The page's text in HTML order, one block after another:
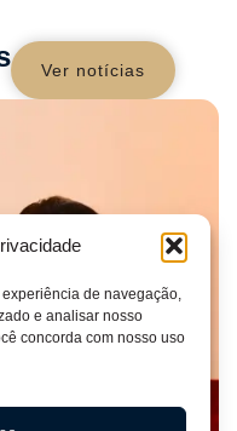
de navegação,
e analisar nosso
concorda com nosso uso
Ver notícias